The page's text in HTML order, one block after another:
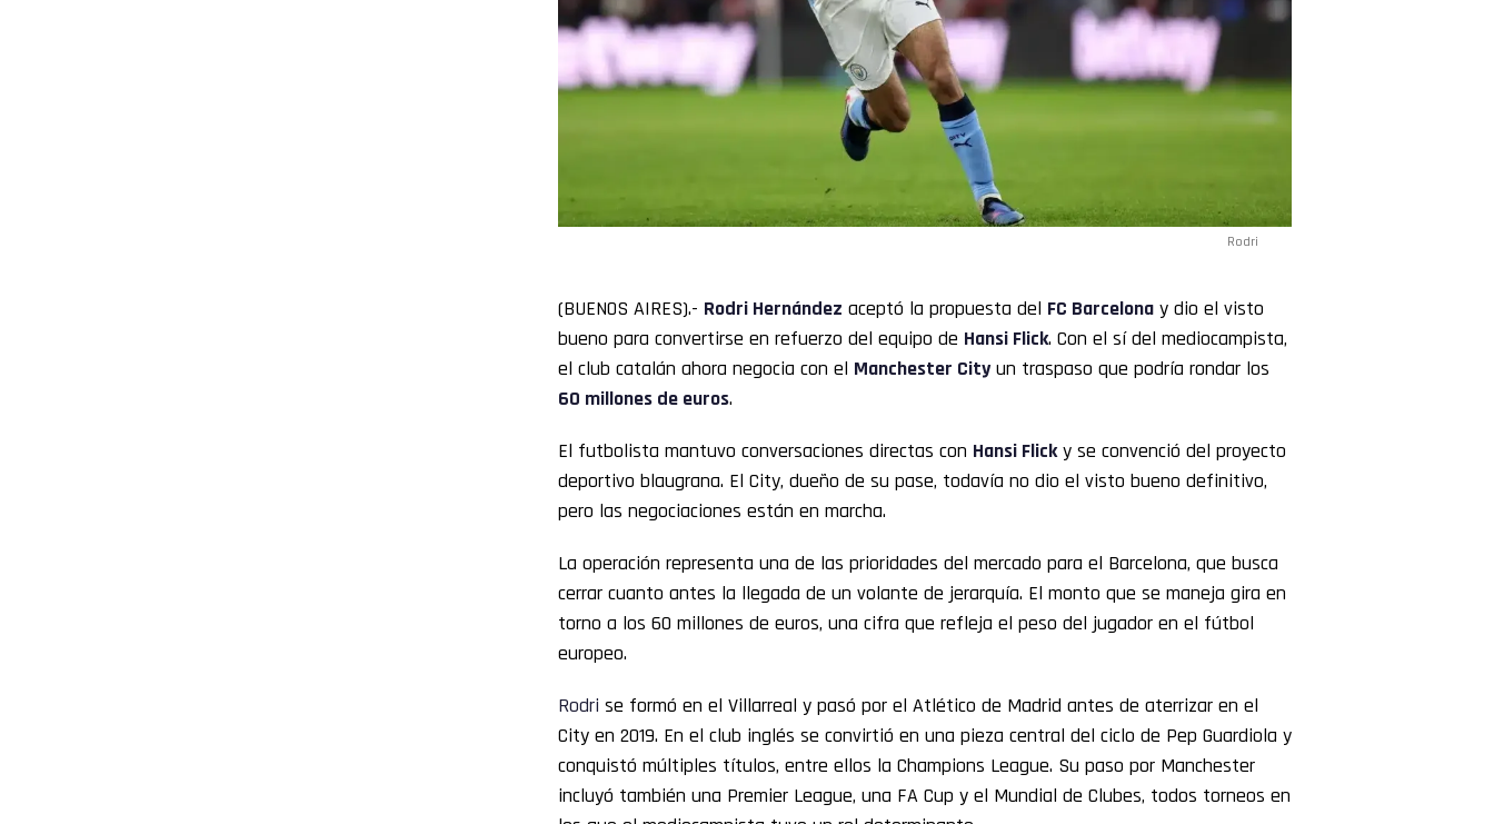
Rodri
(BUENOS AIRES).- Rodri Hernández aceptó la propuesta del FC Barcelona y dio el visto
bueno para convertirse en refuerzo del equipo de Hansi Flick. Con el sí del mediocampista,
el club catalán ahora negocia con el Manchester Cityun traspaso que podría rondar los
60 millones de euros.
El futbolista mantuvo conversaciones directas con Hansi Flicky se convenció del proyecto
deportivo blaugrana. El City, dueño de su pase, todavía no dio el visto bueno definitivo,
pero las negociaciones están en marcha.
La operación representa una de las prioridades del mercado para el Barcelona, que busca
cerrar cuanto antes la llegada de un volante de jerarquía. El monto que se maneja gira en
torno a los 60 millones de euros, una cifra que refleja el peso del jugador en el fútbol
europeo.
Rodri se formó en el Villarreal y pasó por el Atlético de Madrid antes de aterrizar en el
City en 2019. En el club inglés se convirtió en una pieza central del ciclo de Pep Guardiola y
conquistó múltiples títulos, entre ellos la Champions League. Su paso por Manchester
incluyó también una Premier League, una FA Cup y el Mundial de Clubes, todos torneos en